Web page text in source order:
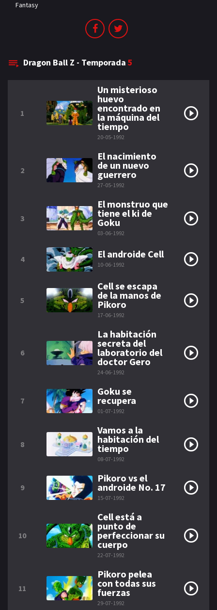
Fantasy
Dragon Ball Z - Temporada 5
1
Un misterioso
huevo
encontrado en
la máquina del
tiempo
20-05-1992
2
El nacimiento
de un nuevo
guerrero
27-05-1992
3
El monstruo que
tiene el ki de
Goku
03-06-1992
4 El androide Cell
10-06-1992
5
Cell se escapa
de la manos de
Pikoro
17-06-1992
6
La habitación
secreta del
laboratorio del
doctor Gero
24-06-1992
7
Goku se
recupera
01-07-1992
8
Vamos a la
habitación del
tiempo
08-07-1992
9
Pikoro vs el
androide No. 17
15-07-1992
10
Cell está a
punto de
perfeccionar su
cuerpo
22-07-1992
11
Pikoro pelea
con todas sus
fuerzas
29-07-1992